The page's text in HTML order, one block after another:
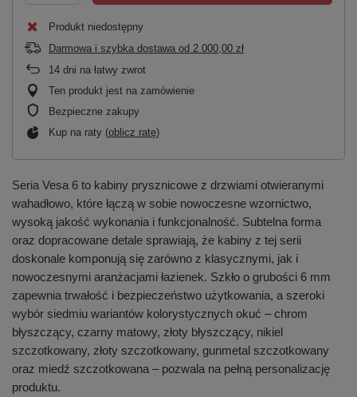
Produkt niedostępny
Darmowa i szybka dostawa od 2 000,00 zł
14 dni na łatwy zwrot
Ten produkt jest na zamówienie
Bezpieczne zakupy
Kup na raty (oblicz ratę)
Seria Vesa 6 to kabiny prysznicowe z drzwiami otwieranymi
wahadłowo, które łączą w sobie nowoczesne wzornictwo,
wysoką jakość wykonania i funkcjonalność. Subtelna forma
oraz dopracowane detale sprawiają, że kabiny z tej serii
doskonale komponują się zarówno z klasycznymi, jak i
nowoczesnymi aranżacjami łazienek. Szkło o grubości 6 mm
zapewnia trwałość i bezpieczeństwo użytkowania, a szeroki
wybór siedmiu wariantów kolorystycznych okuć – chrom
błyszczący, czarny matowy, złoty błyszczący, nikiel
szczotkowany, złoty szczotkowany, gunmetal szczotkowany
oraz miedź szczotkowana – pozwala na pełną personalizację
produktu.